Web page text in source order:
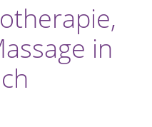
in